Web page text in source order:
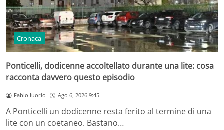
Cronaca
Ponticelli, dodicenne accoltellato durante una lite: cosa
racconta davvero questo episodio
Fabio Iuorio Ago 6, 2026 9:45
A Ponticelli un dodicenne resta ferito al termine di una
lite con un coetaneo. Bastano…